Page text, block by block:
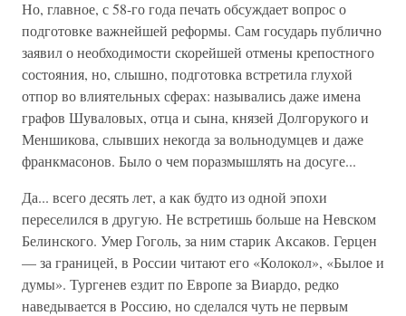
Но, главное, с 58-го года печать обсуждает вопрос о
подготовке важнейшей реформы. Сам государь публично
заявил о необходимости скорейшей отмены крепостного
состояния, но, слышно, подготовка встретила глухой
отпор во влиятельных сферах: назывались даже имена
графов Шуваловых, отца и сына, князей Долгорукого и
Меншикова, слывших некогда за вольнодумцев и даже
франкмасонов. Было о чем поразмышлять на досуге...
Да... всего десять лет, а как будто из одной эпохи
переселился в другую. Не встретишь больше на Невском
Белинского. Умер Гоголь, за ним старик Аксаков. Герцен
— за границей, в России читают его «Колокол», «Былое и
думы». Тургенев ездит по Европе за Виардо, редко
наведывается в Россию, но сделался чуть не первым